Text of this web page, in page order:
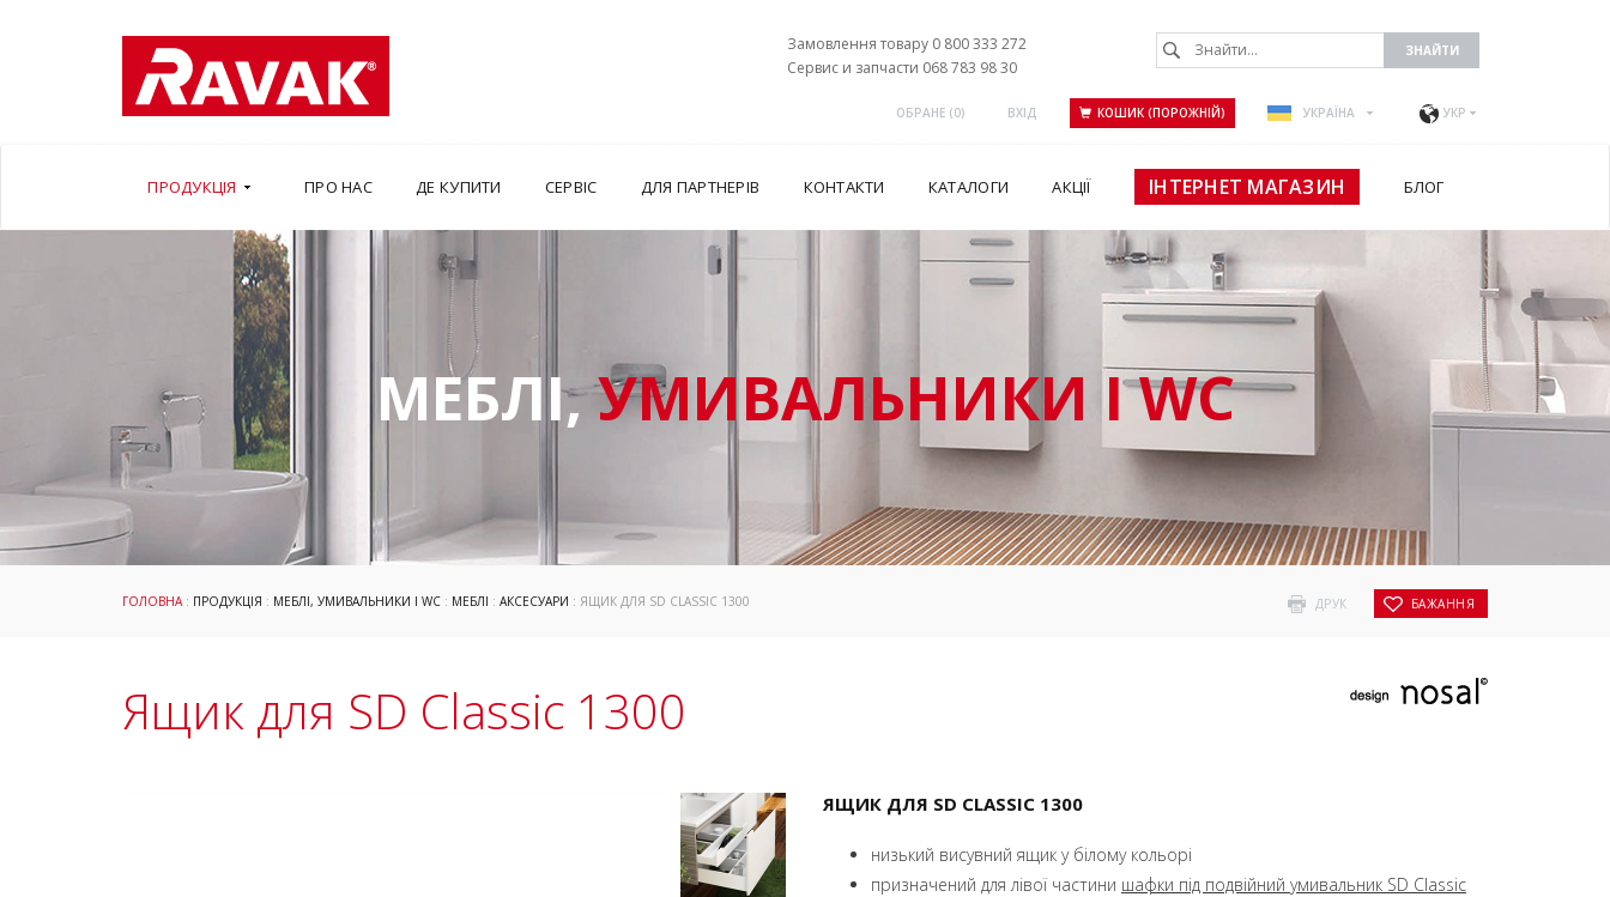
Замовлення товару 0 800 333 272
Сервис и запчасти 068 783 98 30
ОБРАНЕ (0) ВХІД КОШИК (ПОРОЖНІЙ) УКРАЇНА УКР
ПРОДУКЦІЯ ПРО НАС ДЕ КУПИТИ СЕРВІС ДЛЯ ПАРТНЕРІВ КОНТАКТИ КАТАЛОГИ АКЦІЇ ІНТЕРНЕТ МАГАЗИН БЛОГ
МЕБЛІ,УМИВАЛЬНИКИ І WC
ДРУК БАЖАННЯ
ГОЛОВНА: ПРОДУКЦІЯ : МЕБЛІ, УМИВАЛЬНИКИ І WC : МЕБЛІ : АКСЕСУАРИ : ЯЩИК ДЛЯ SD CLASSIC 1300
Ящик для SD Classic 1300
ЯЩИК ДЛЯ SD CLASSIC 1300
низький висувний ящик у білому кольорі
призначений для лівої частини шафки під подвійний умивальник SD Classic